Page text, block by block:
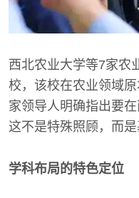
西北农业大学等7家农
校，该校在农业领域
家领导人明确指出要
这不是特殊照顾，而
学科布局的特色定位